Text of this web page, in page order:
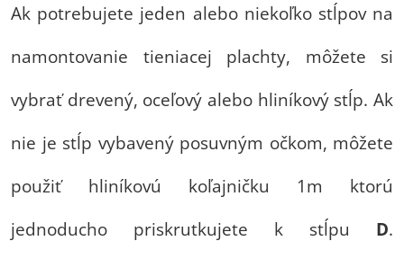
Ak potrebujete jeden alebo niekoľko stĺpov na
namontovanie tieniacej plachty, môžete si
vybrať drevený, oceľový alebo hliníkový stĺp. Ak
nie je stĺp vybavený posuvným očkom, môžete
použiť hliníkovú koľajničku 1m ktorú
jednoducho priskrutkujete k stĺpu D.